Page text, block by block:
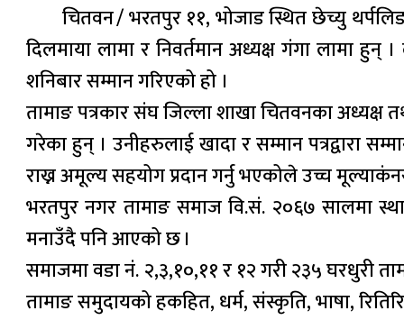
चितवन / भरतपुर ११, भोजाड स्थित छेच्यु
दिलमाया लामा र निवर्तमान अध्यक्ष गंगा लामा
शनिबार सम्मान गरिएको हो ।
तामाङ पत्रकार संघ जिल्ला शाखा चितवनका अध्यक्ष
गरेका हुन् । उनीहरुलाई खादा र सम्मान पत्रद्वारा
राख्न अमूल्य सहयोग प्रदान गर्नु भएकोले उच्च
भरतपुर नगर तामाङ समाज वि.सं. २०६७ सालमा
मनाउँदै पनि आएको छ ।
समाजमा वडा नं. २,३,१०,११ र १२ गरी २३५ घरधुरी
तामाङ समुदायको हकहित, धर्म, संस्कृति, भाषा,